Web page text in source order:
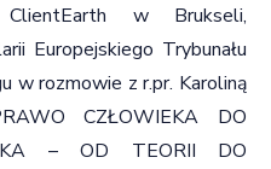
ClientEarth w Brukseli,
Europejskiego Trybunału
w rozmowie zr.pr. Karoliną
CZŁOWIEKA DO
– OD TEORII DO